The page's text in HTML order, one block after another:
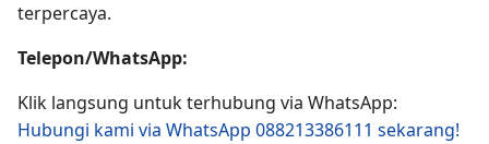
terpercaya.
Telepon/WhatsApp:
Klik langsung untuk terhubung via WhatsApp:
Hubungi kami via WhatsApp 088213386111 sekarang!